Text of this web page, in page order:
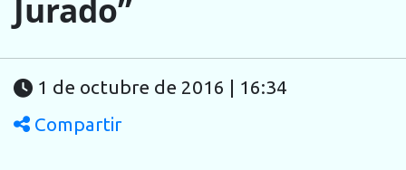
Jurado”
1 de octubre de 2016 | 16:34
Compartir